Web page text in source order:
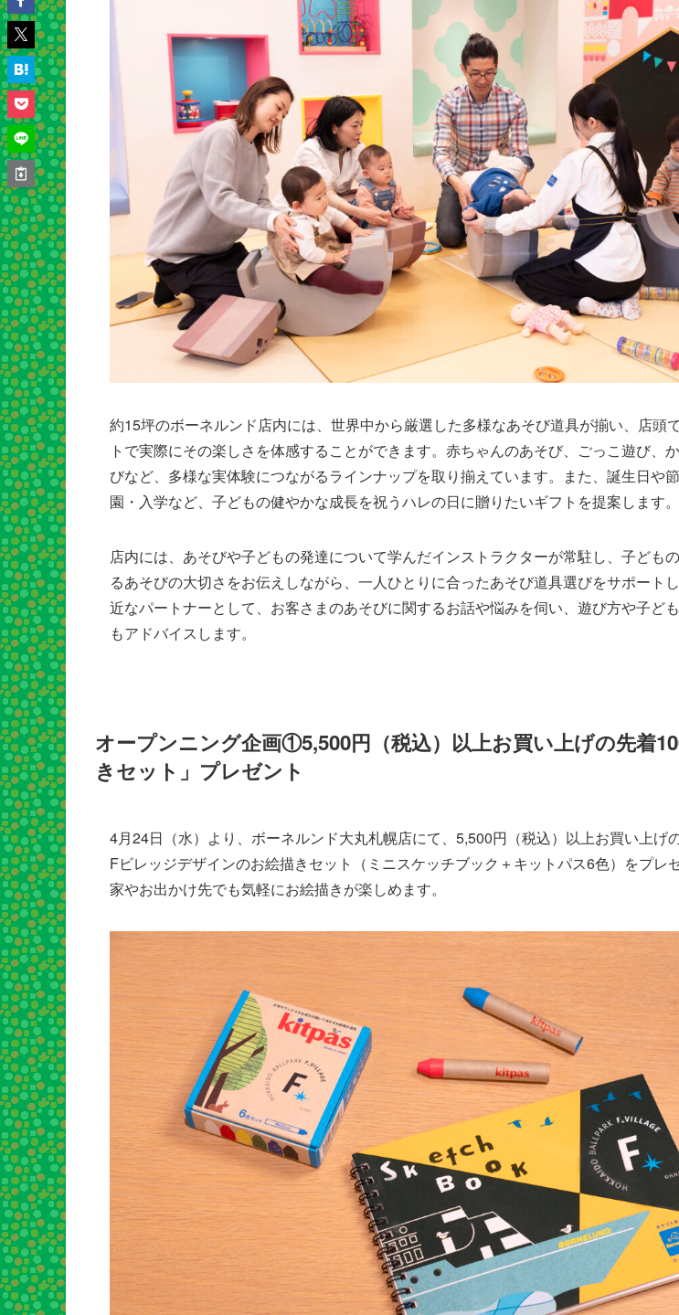
約15坪のボーネルンド店内には、世界中から厳選した多様なあそび道具が揃い、店頭
トで実際にその楽しさを体感することができます。赤ちゃんのあそび、ごっこ遊び、
びなど、多様な実体験につながるラインナップを取り揃えています。また、誕生日や
園・入学など、子どもの健やかな成長を祝うハレの日に贈りたいギフトを提案します。
店内には、あそびや子どもの発達について学んだインストラクターが常駐し、子ども
るあそびの大切さをお伝えしながら、一人ひとりに合ったあそび道具選びをサポート
近なパートナーとして、お客さまのあそびに関するお話や悩みを伺い、遊び方や子ど
もアドバイスします。
オープンニング企画①5,500円（税込）以上お買い上げの先着
きセット」プレゼント
4月24日（水）より、ボーネルンド大丸札幌店にて、5,500円（税込）以上お買い上げ
Fビレッジデザインのお絵描きセット（ミニスケッチブック＋キットパス6色）をプレ
家やお出かけ先でも気軽にお絵描きが楽しめます。